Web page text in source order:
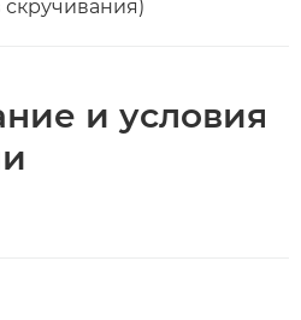
и условия